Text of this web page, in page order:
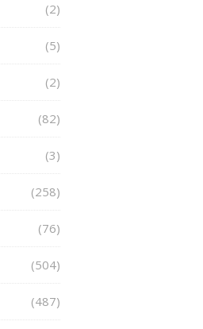
(2)
(5)
(2)
(82)
(3)
(258)
(76)
(504)
(487)